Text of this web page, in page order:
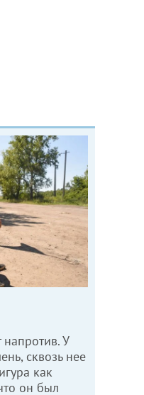
напротив. У
сквозь нее
как
он был